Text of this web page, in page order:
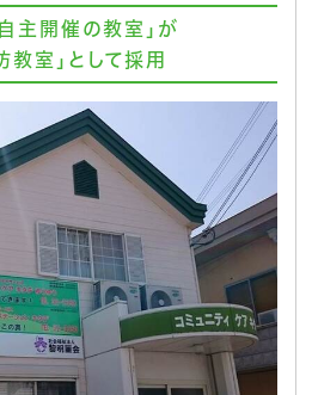
主開催の教室」が
室」として採用